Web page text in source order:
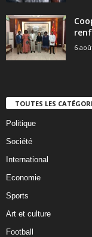
6
TOUTES LES
Politique
Société
International
Economie
Sports
Art et culture
Football